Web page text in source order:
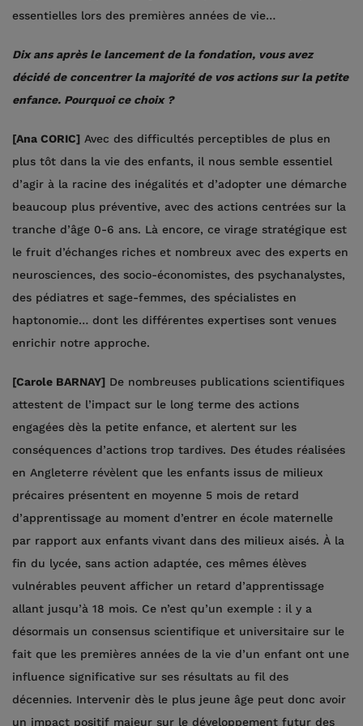
essentielles lors des premières années de vie…
Dix ans après le lancement de la fondation, vous avez
décidé de concentrer la majorité de vos actions sur la petite
enfance. Pourquoi ce choix ?
[Ana CORIC] Avec des difficultés perceptibles de plus en
plus tôt dans la vie des enfants, il nous semble essentiel
d’agir à la racine des inégalités et d’adopter une démarche
beaucoup plus préventive, avec des actions centrées sur la
tranche d’âge 0-6 ans. Là encore, ce virage stratégique est
le fruit d’échanges riches et nombreux avec des experts en
neurosciences, des socio-économistes, des psychanalystes,
des pédiatres et sage-femmes, des spécialistes en
haptonomie… dont les différentes expertises sont venues
enrichir notre approche.
[Carole BARNAY] De nombreuses publications scientifiques
attestent de l’impact sur le long terme des actions
engagées dès la petite enfance, et alertent sur les
conséquences d’actions trop tardives. Des études réalisées
en Angleterre révèlent que les enfants issus de milieux
précaires présentent en moyenne 5 mois de retard
d’apprentissage au moment d’entrer en école maternelle
par rapport aux enfants vivant dans des milieux aisés. À la
fin du lycée, sans action adaptée, ces mêmes élèves
vulnérables peuvent afficher un retard d’apprentissage
allant jusqu’à 18 mois. Ce n’est qu’un exemple : il y a
désormais un consensus scientifique et universitaire sur le
fait que les premières années de la vie d’un enfant ont une
influence significative sur ses résultats au fil des
décennies. Intervenir dès le plus jeune âge peut donc avoir
un impact positif majeur sur le développement futur des